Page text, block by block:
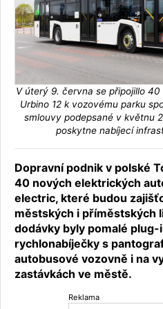
V úterý 9. června se připojillo
Urbino 12 k vozovému parku
smlouvy podepsané v květnu
poskytne nabíjecí
Dopravní podnik v polské
40 nových elektrických
electric, které budou
městských i příměstských
dodávky byly pomalé plug-
rychlonabíječky s
autobusové vozovně i na
zastávkách ve městě.
Reklama